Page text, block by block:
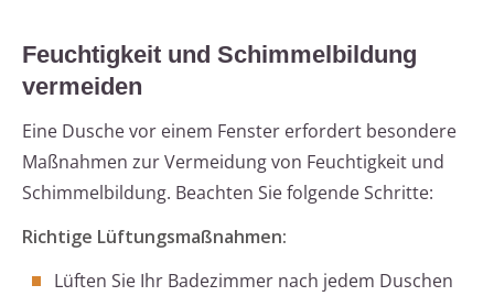
Feuchtigkeit und Schimmelbildung
vermeiden
Eine Dusche vor einem Fenster erfordert besondere
Maßnahmen zur Vermeidung von Feuchtigkeit und
Schimmelbildung. Beachten Sie folgende Schritte:
Richtige Lüftungsmaßnahmen:
Lüften Sie Ihr Badezimmer nach jedem Duschen